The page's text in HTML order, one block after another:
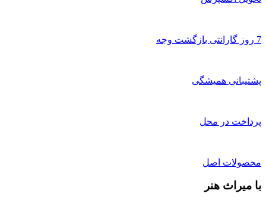
7 روز گارانتی بازگشت وجه
پشتیبانی همیشگی
پرداخت در محل
محصولات اصل
با میراث هنر